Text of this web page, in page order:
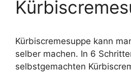
Kürbiscremesuppe kann
selber machen. In 6
selbstgemachten